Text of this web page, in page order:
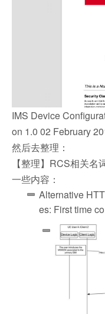
IMS Device
on 1.0 02 February
然后去整理：
【整理】RCS相关
一些内容：
Alternative
es: First time